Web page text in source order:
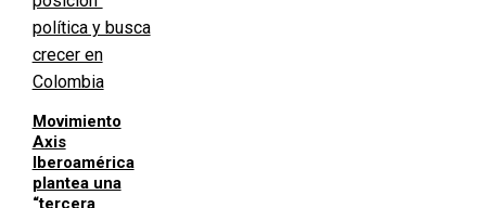
Movimiento
Axis
Iberoamérica
plantea una
“tercera